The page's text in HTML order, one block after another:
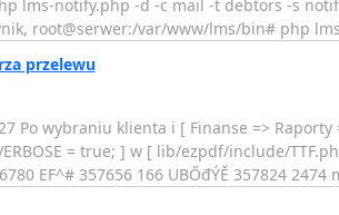
lms-notify.php -d -c mail -t debtors -s
root@serwer:/var/www/lms/bin# php
przelewu
Po wybraniu klienta i [ Finanse =>
= true; ] w [ lib/ezpdf/include/
EF^# 357656 166 UBŐđÝĚ 357824